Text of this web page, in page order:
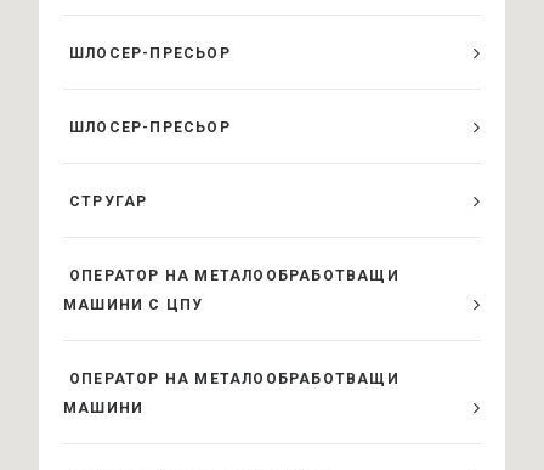
ШЛОСЕР-ПРЕСЬОР
ШЛОСЕР-ПРЕСЬОР
СТРУГАР
ОПЕРАТОР НА МЕТАЛООБРАБОТВАЩИ
МАШИНИ С ЦПУ
ОПЕРАТОР НА МЕТАЛООБРАБОТВАЩИ
МАШИНИ